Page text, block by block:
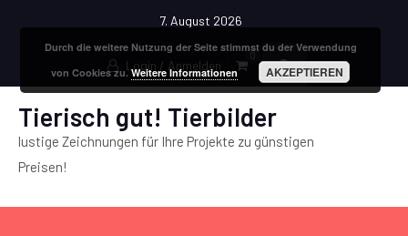
7. August 2026
Login / Anmelden
0
Tierisch gut! Tierbilder
lustige Zeichnungen für Ihre Projekte zu günstigen
Preisen!
Durch die weitere Nutzung der Seite stimmst du der Verwendung
von Cookies zu.Weitere Informationen AKZEPTIEREN